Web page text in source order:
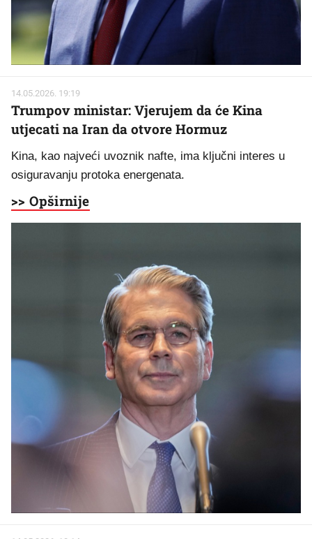
14.05.2026. 19:19
Trumpov ministar: Vjerujem da će Kina
utjecati na Iran da otvore Hormuz
Kina, kao najveći uvoznik nafte, ima ključni interes u
osiguravanju protoka energenata.
>> Opširnije